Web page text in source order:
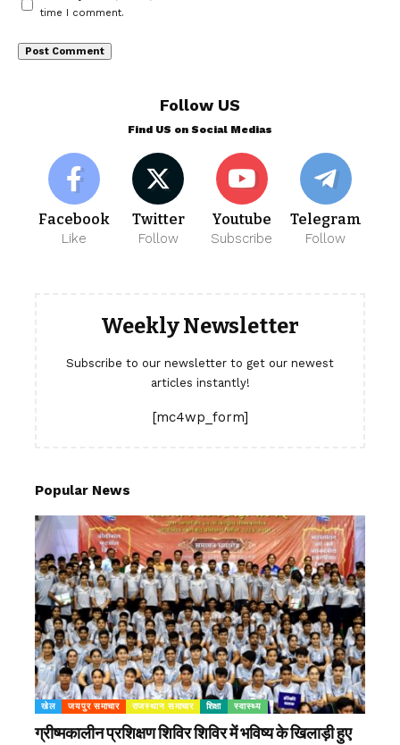
time I comment.
Follow US
Find US on Social Medias
Facebook
Like
Twitter
Follow
Youtube
Subscribe
Telegram
Follow
Weekly Newsletter
Subscribe to our newsletter to get our newest
articles instantly!
[mc4wp_form]
Popular News
खेल जयपुर समाचार राजस्थान समाचार शिक्षा स्वास्थ्य
ग्रीष्मकालीन प्रशिक्षण शिविर शिविर में भविष्य के खिलाड़ी हुए